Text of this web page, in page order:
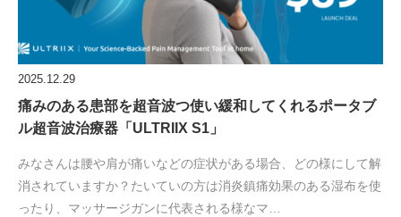
2025.12.29
痛みのある患部を超音波つ使い緩和してくれるポータブ
ル超音波治療器「ULTRIIX S1」
みなさんは腰や肩が痛いなどの症状がある場合、どの様にして解
消されていますか？たいていの方は消炎鎮痛効果のある湿布を使
ったり、マッサージガンに代表される様なマ…